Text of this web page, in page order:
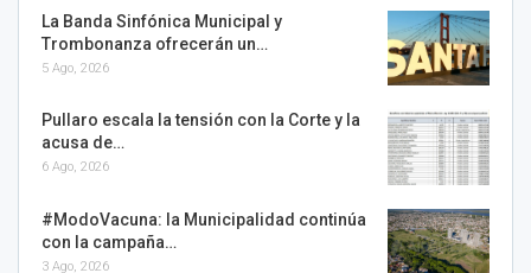
La Banda Sinfónica Municipal y
Trombonanza ofrecerán un…
5 Ago, 2026
Pullaro escala la tensión con la Corte y la
acusa de…
6 Ago, 2026
#ModoVacuna: la Municipalidad continúa
con la campaña…
3 Ago, 2026